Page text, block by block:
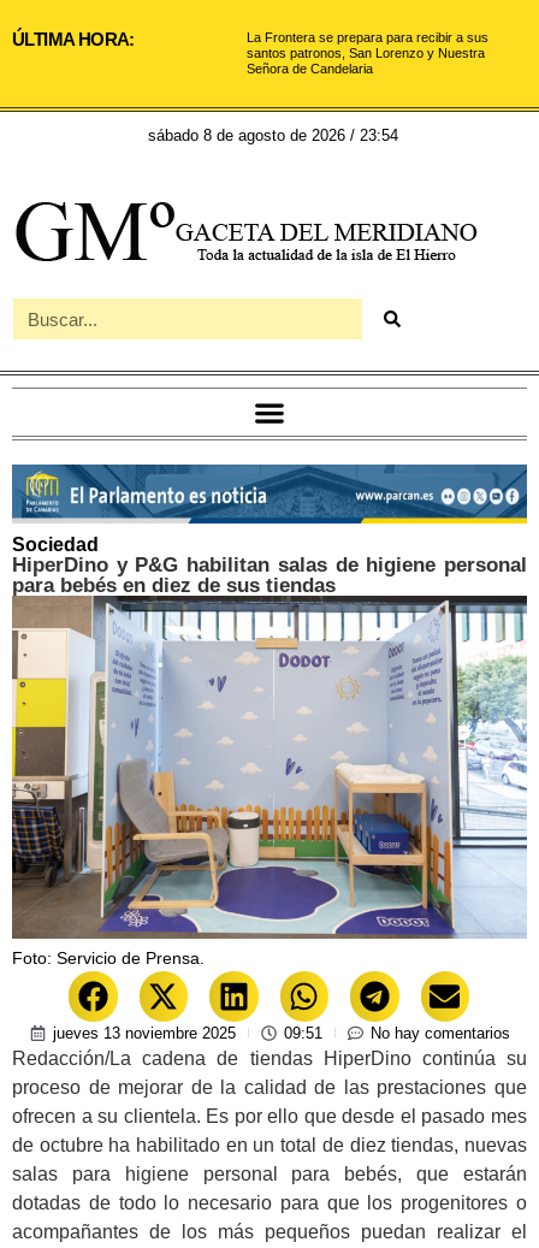
ÚLTIMA HORA:
La Frontera se prepara para recibir a sus
santos patronos, San Lorenzo y Nuestra
Señora de Candelaria
sábado 8 de agosto de 2026 / 23:54
Sociedad
HiperDino y P&G habilitan salas de higiene personal
para bebés en diez de sus tiendas
Foto: Servicio de Prensa.
jueves 13 noviembre 2025 09:51 No hay comentarios
Redacción/La cadena de tiendas HiperDino continúa su
proceso de mejorar de la calidad de las prestaciones que
ofrecen a su clientela. Es por ello que desde el pasado mes
de octubre ha habilitado en un total de diez tiendas, nuevas
salas para higiene personal para bebés, que estarán
dotadas de todo lo necesario para que los progenitores o
acompañantes de los más pequeños puedan realizar el